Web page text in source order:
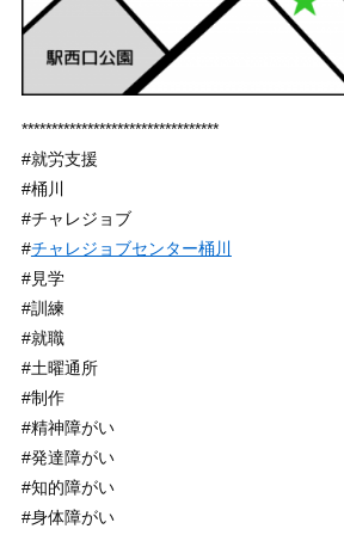
*********************************
#就労支援
#桶川
#チャレジョブ
#チャレジョブセンター桶川
#見学
#訓練
#就職
#土曜通所
#制作
#精神障がい
#発達障がい
#知的障がい
#身体障がい